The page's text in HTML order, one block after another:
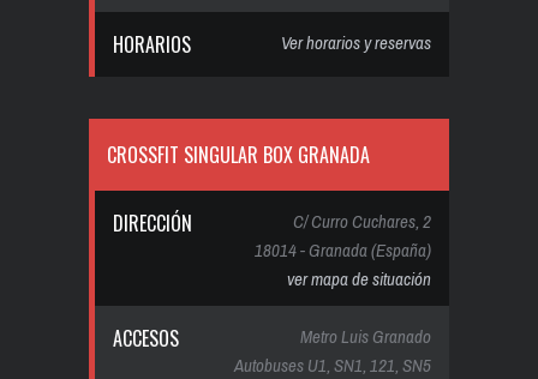
HORARIOS Ver horarios y reservas
CROSSFIT SINGULAR BOX GRANADA
DIRECCIÓN
C/ Curro Cuchares, 2
18014 - Granada (España)
ver mapa de situación
ACCESOS
Metro Luis Granado
Autobuses U1, SN1, 121, SN5